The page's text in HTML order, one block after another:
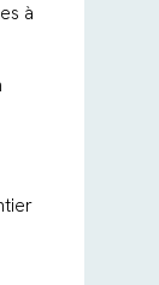
à